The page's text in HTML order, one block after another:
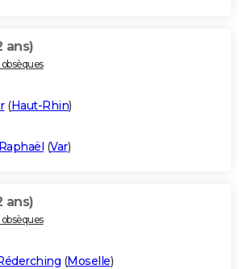
ans)
(Haut-Rhin)
(Var)
ans)
(Moselle)